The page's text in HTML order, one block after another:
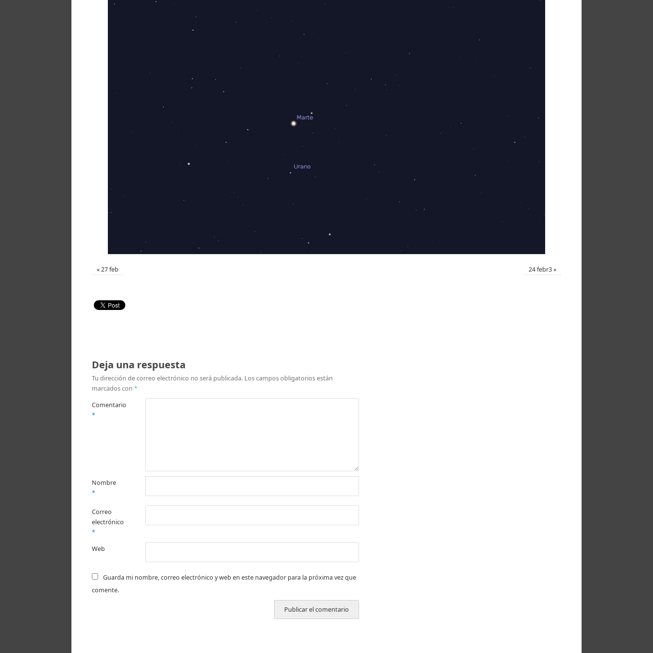
«27 feb 24 febr3»
Deja una respuesta
Tu dirección de correo electrónico no será publicada. Los campos obligatorios están
marcados con *
Comentario
*
Nombre
*
Correo
electrónico
*
Web
Guarda mi nombre, correo electrónico y web en este navegador para la próxima vez que
comente.